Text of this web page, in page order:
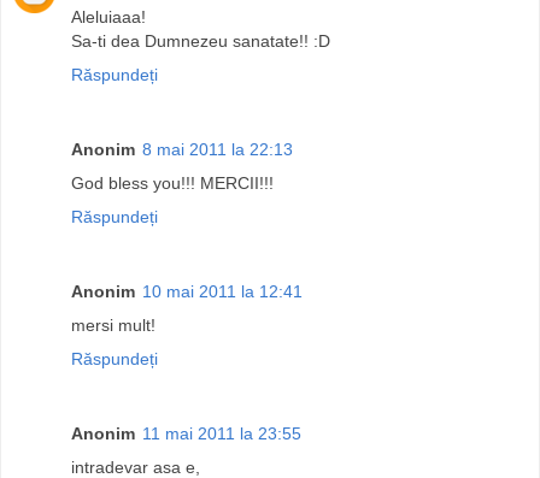
Aleluiaaa!
Sa-ti dea Dumnezeu sanatate!! :D
Răspundeți
Anonim 8 mai 2011 la 22:13
God bless you!!! MERCII!!!
Răspundeți
Anonim 10 mai 2011 la 12:41
mersi mult!
Răspundeți
Anonim 11 mai 2011 la 23:55
intradevar asa e,